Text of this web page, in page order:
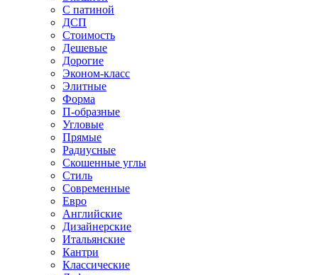
С патиной
ДСП
Стоимость
Дешевые
Дорогие
Эконом-класс
Элитные
Форма
П-образные
Угловые
Прямые
Радиусные
Скошенные углы
Стиль
Современные
Евро
Английские
Дизайнерские
Итальянские
Кантри
Классические